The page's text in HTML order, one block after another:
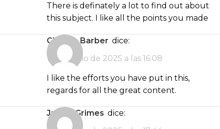
There is definately a lot to find out about
this subject. I like all the points you made
Giuliana Barber dice:
13 de junio de 2025 a las 16:08
I like the efforts you have put in this,
regards for all the great content.
James Grimes dice: